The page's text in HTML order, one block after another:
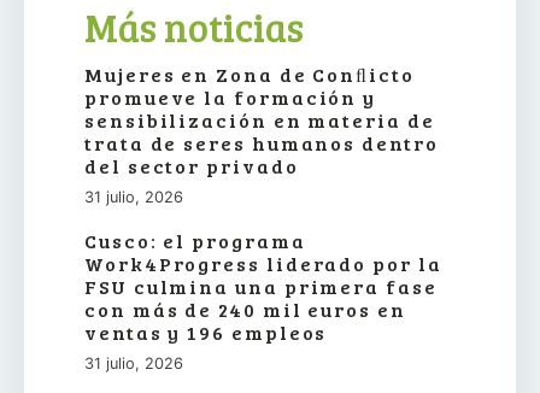
Más noticias
Mujeres en Zona de Conﬂicto
promueve la formación y
sensibilización en materia de
trata de seres humanos dentro
del sector privado
31 julio, 2026
Cusco: el programa
Work4Progress liderado por la
FSU culmina una primera fase
con más de 240 mil euros en
ventas y 196 empleos
31 julio, 2026